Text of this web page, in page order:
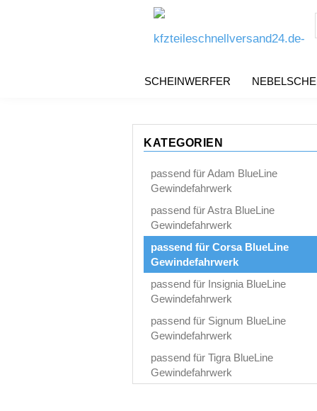
SCHEINWERFER
KATEGORIEN
passend für Adam BlueLine
Gewindefahrwerk
passend für Astra BlueLine
Gewindefahrwerk
passend für Corsa BlueLine
Gewindefahrwerk
passend für Insignia BlueLine
Gewindefahrwerk
passend für Signum BlueLine
Gewindefahrwerk
passend für Tigra BlueLine
Gewindefahrwerk